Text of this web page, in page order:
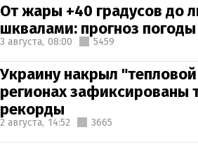
От жары +40 градусов до
шквалами: прогноз
3 августа, 08:00 5459
Украину накрыл
регионах зафиксированы
рекорды
2 августа, 14:52 3665